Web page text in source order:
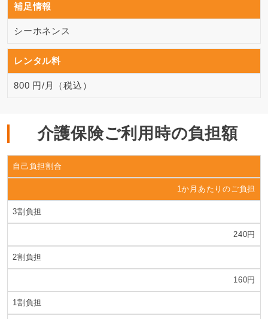
補足情報
シーホネンス
レンタル料
800 円/月（税込）
介護保険ご利用時の負担額
自己負担割合
1か月あたりのご負担
3割負担
240円
2割負担
160円
1割負担